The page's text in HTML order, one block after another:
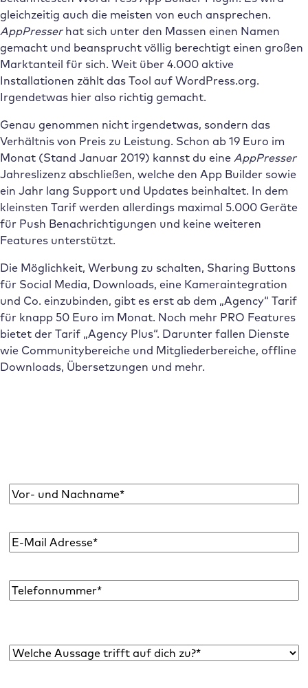
gleichzeitig auch die meisten von euch ansprechen.
AppPresserhat sich unter den Massen einen Namen
gemacht und beansprucht völlig berechtigt einen großen
Marktanteil für sich. Weit über 4.000 aktive
Installationen zählt das Tool auf WordPress.org.
Irgendetwas hier also richtig gemacht.
Genau genommen nicht irgendetwas, sondern das
Verhältnis von Preis zu Leistung. Schon ab 19 Euro im
Monat (Stand Januar 2019) kannst du eine AppPresser
Jahreslizenz abschließen, welche den App Builder sowie
ein Jahr lang Support und Updates beinhaltet. In dem
kleinsten Tarif werden allerdings maximal 5.000 Geräte
für Push Benachrichtigungen und keine weiteren
Features unterstützt.
Die Möglichkeit, Werbung zu schalten, Sharing Buttons
für Social Media, Downloads, eine Kameraintegration
und Co. einzubinden, gibt es erst ab dem „Agency“ Tarif
für knapp 50 Euro im Monat. Noch mehr PRO Features
bietet der Tarif „Agency Plus“. Darunter fallen Dienste
wie Communitybereiche und Mitgliederbereiche, offline
Downloads, Übersetzungen und mehr.
Name *
E-
Mail
Telefon